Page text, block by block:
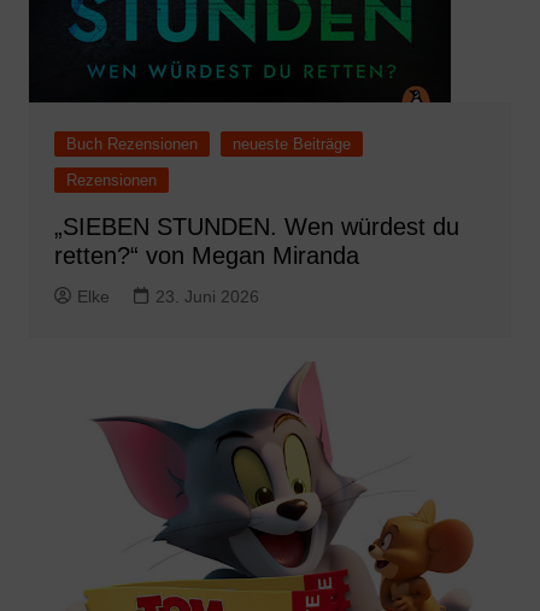
Buch Rezensionen
neueste Beiträge
Rezensionen
„SIEBEN STUNDEN. Wen würdest du
retten?“ von Megan Miranda
Elke 23. Juni 2026